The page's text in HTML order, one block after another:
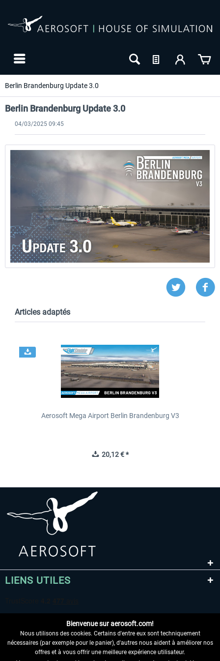
Berlin Brandenburg Update 3.0
Berlin Brandenburg Update 3.0
04/03/2025 09:45
Articles adaptés
Aerosoft Mega Airport Berlin Brandenburg V3
20,12 € *
LIENS UTILES
Bienvenue sur aerosoft.com!
Nous utilisons des cookies. Certains d'entre eux sont techniquement
nécessaires (par exemple pour le panier), d'autres nous aident à améliorer nos
offres et à vous offrir une meilleure expérience utilisateur.